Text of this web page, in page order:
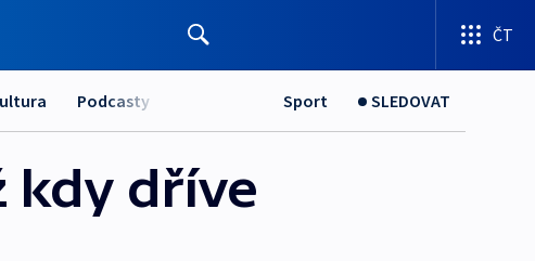
ČT
Podcasty Sport SLEDOVAT
kdy dříve